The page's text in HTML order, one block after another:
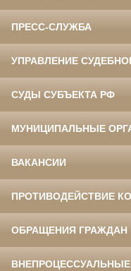
ПРЕСС-СЛУЖБА
УПРАВЛЕНИЕ
СУДЫ СУБЪЕКТА РФ
МУНИЦИПАЛЬНЫЕ
ВАКАНСИИ
ПРОТИВОДЕЙСТВИЕ
ОБРАЩЕНИЯ ГРАЖДАН